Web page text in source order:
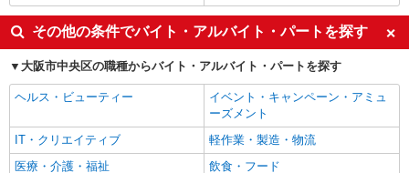
その他の条件でバイト・アルバイト・パートを探す
大阪市中央区の職種からバイト・アルバイト・パートを探す
ヘルス・ビューティー
イベント・キャンペーン・アミュ
ーズメント
IT・クリエイティブ
軽作業・製造・物流
医療・介護・福祉
飲食・フード